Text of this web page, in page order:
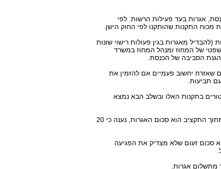
אגרות בעד פעילות הרשות. לפי
מכוח התקנות שהותקנו לפי החוק הישן.
מאגרות בגין פעולות רישוי שונות
של המחוז ומנהל המחוז במשרד
הסביבה של הכנסת.
שאזרח יחשוב פעמיים אם להזמין את
תביעות.
בתקנות האלו ובשלב הבא נמצא
ח"כ צור, הצטרף אף הוא לדברי ח"כ אזולאי: "למה צריך את התקנות הללו? זה בדיוק כמו כוחות השיטור". לשאלתו כמה מתוך התקציב הוא סכום האגרות, נענה כי 20
בשירות. 20 מיליון ₪ של אגרות מבצעיות הוא סכום זעום שלא מצדיק את הפגיעה
מתשלום אגרות.